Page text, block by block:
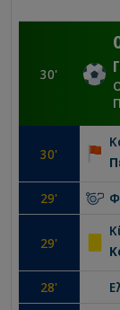
30'
30'
29'
29'
28'